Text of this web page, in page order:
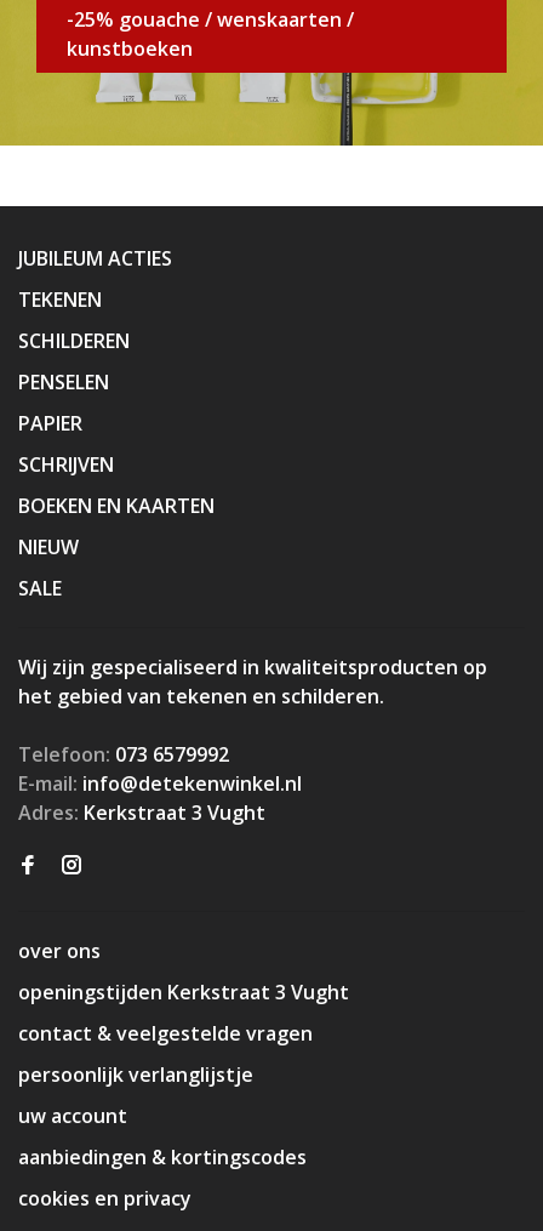
-25% gouache / wenskaarten /
kunstboeken
JUBILEUM ACTIES
TEKENEN
SCHILDEREN
PENSELEN
PAPIER
SCHRIJVEN
BOEKEN EN KAARTEN
NIEUW
SALE
Wij zijn gespecialiseerd in kwaliteitsproducten op
het gebied van tekenen en schilderen.
Telefoon: 073 6579992
E-mail: info@detekenwinkel.nl
Adres: Kerkstraat 3 Vught
over ons
openingstijden Kerkstraat 3 Vught
contact & veelgestelde vragen
persoonlijk verlanglijstje
uw account
aanbiedingen & kortingscodes
cookies en privacy